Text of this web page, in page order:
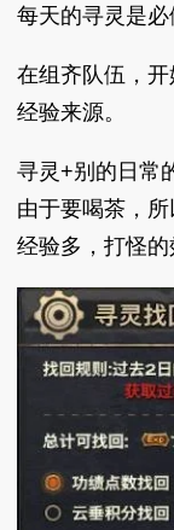
每天的寻灵是必
在组齐队伍，
经验来源。
寻灵+别的日常
由于要喝茶，
经验多，打怪的